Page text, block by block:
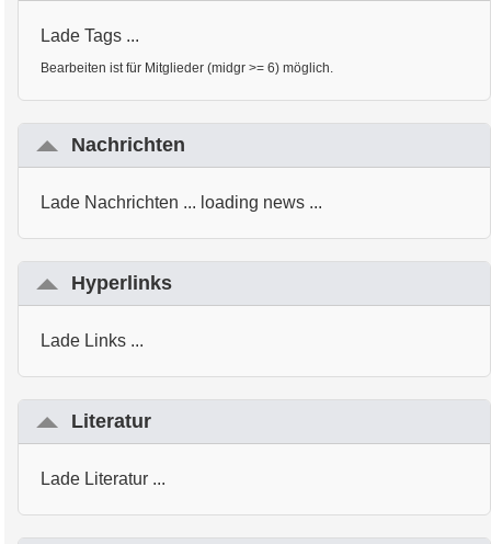
Lade Tags ...
Bearbeiten ist für Mitglieder (midgr >= 6) möglich.
Nachrichten
Lade Nachrichten ... loading news ...
Hyperlinks
Lade Links ...
Literatur
Lade Literatur ...